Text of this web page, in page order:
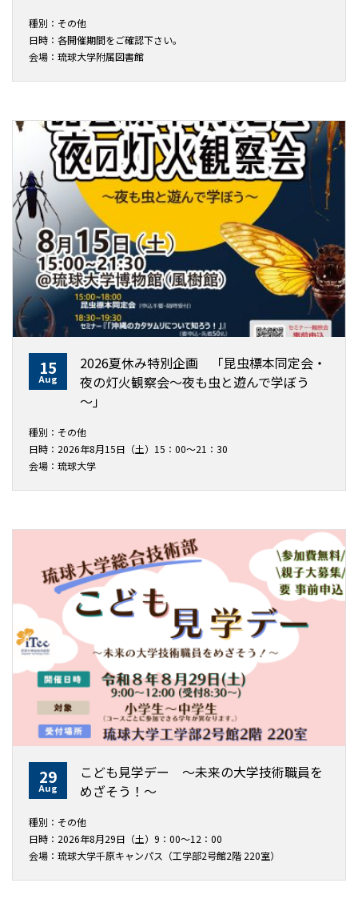
種別：その他
日時：各開催期間をご確認下さい。
会場：琉球大学附属図書館
15
Aug
2026夏休み特別企画 「昆虫標本同定会・
夜の灯火観察会～夜も虫と遊んで学ぼう
～」
種別：その他
日時：2026年8月15日（土）15：00～21：30
会場：琉球大学
29
Aug
こども見学デー ～未来の大学技術職員を
めざそう！〜
種別：その他
日時：2026年8月29日（土）9：00～12：00
会場：琉球大学千原キャンパス（工学部2号館2階 220室）